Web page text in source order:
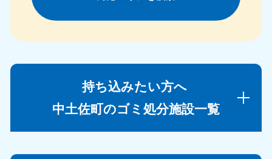
持ち込みたい方へ
中土佐町のゴミ処分施設一覧